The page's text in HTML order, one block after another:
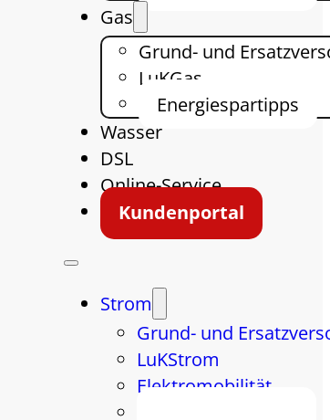
Gas
Grund- und
LuKGas
Energiespartipps
Wasser
DSL
Online-Service
Kundenportal
Strom
Grund- und
LuKStrom
Elektromobilität